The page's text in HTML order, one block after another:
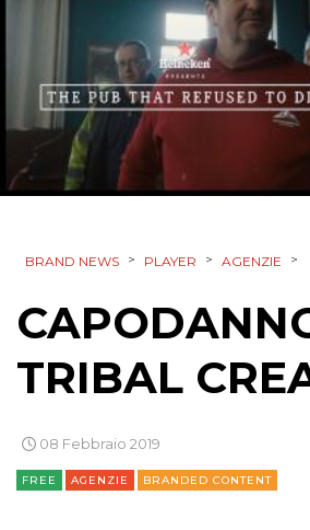
BRAND NEWS > PLAYER > AGENZIE >
TRIBAL
08 Febbraio 2019
FREE AGENZIE BRANDED CONTENT